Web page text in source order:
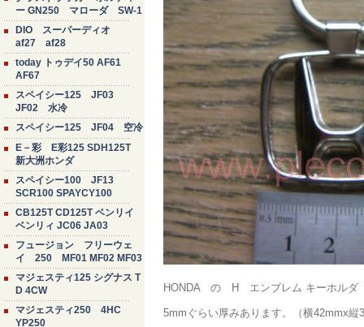
ー GN250 マローダ SW-1
DIO スーパーディオ
af27 af28
today トゥデイ50 AF61
AF67
スペイシー125 JF03
JF02 水冷
スペイシー125 JF04 空冷
E－彩 E彩125 SDH125T
新大洲ホンダ
スペイシー100 JF13
SCR100 SPAYCY100
CB125T CD125T ベンリイ
ベンリィ JC06 JA03
フュージョン フリーウェ
イ 250 MF01 MF02 MF03
マジェスティ125 シグナス T
D 4CW
マジェスティ250 4HC
YP250
HONDA の H エンブレム キーホ
5mmぐらい厚みあります。（横42mmx縦